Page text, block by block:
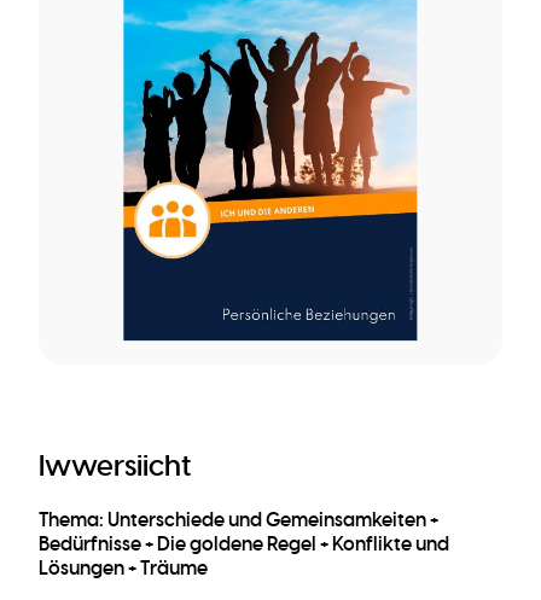
Iwwersiicht
Thema: Unterschiede und Gemeinsamkeiten +
Bedürfnisse + Die goldene Regel + Konflikte und
Lösungen + Träume